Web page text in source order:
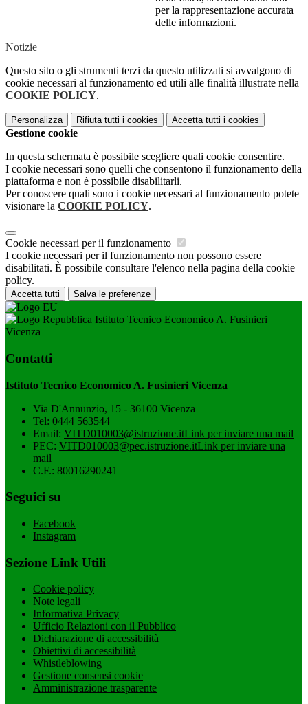
per la rappresentazione accurata
delle informazioni.
Notizie
Questo sito o gli strumenti terzi da questo utilizzati si avvalgono di
cookie necessari al funzionamento ed utili alle finalità illustrate nella
COOKIE POLICY.
Personalizza Rifiuta tutti i cookies Accetta tutti i cookies
Gestione cookie
In questa schermata è possibile scegliere quali cookie consentire.
I cookie necessari sono quelli che consentono il funzionamento della
piattaforma e non è possibile disabilitarli.
Per conoscere quali sono i cookie necessari al funzionamento potete
visionare la COOKIE POLICY.
Cookie necessari per il funzionamento
I cookie necessari per il funzionamento non possono essere
disabilitati. È possibile consultare l'elenco nella pagina della cookie
policy.
Accetta tutti Salva le preferenze
Istituto Tecnico Economico A. Fusinieri
Vicenza
Contatti
Istituto Tecnico Economico A. Fusinieri Vicenza
Via D'Annunzio, 15 - 36100 Vicenza
Tel: 0444 563544
Email: VITD010003@istruzione.itLink per inviare una mail
PEC: VITD010003@pec.istruzione.itLink per inviare una
mail
C.F.: 80016290241
Seguici su
Facebook
Instagram
Sezione Link Utili
Cookie policy
Note legali
Informativa Privacy
Ufficio Relazioni con il Pubblico
Dichiarazione di accessibilità
Obiettivi di accessibilità
Whistleblowing
Gestione consensi cookie
Amministrazione trasparente